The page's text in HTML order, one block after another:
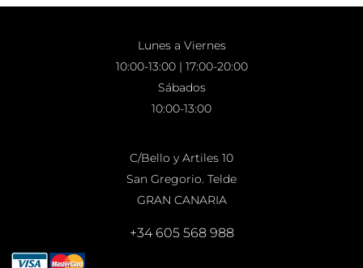
Lunes a Viernes
10:00-13:00 | 17:00-20:00
Sábados
10:00-13:00
C/Bello y Artiles 10
San Gregorio. Telde
GRAN CANARIA
+34 605 568 988